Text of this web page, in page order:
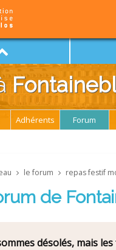
Adhérents Forum
le forum repas festif
de
désolés, mais